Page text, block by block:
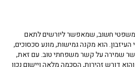
משפטי חשוב, שמאפשר ליורשים לתאם
הוא מקנה גמישות, מונע סכסוכים,
שמירה על קשר משפחתי טוב. עם זאת,
דורש זהירות, הסכמה מלאה ויישום נכון